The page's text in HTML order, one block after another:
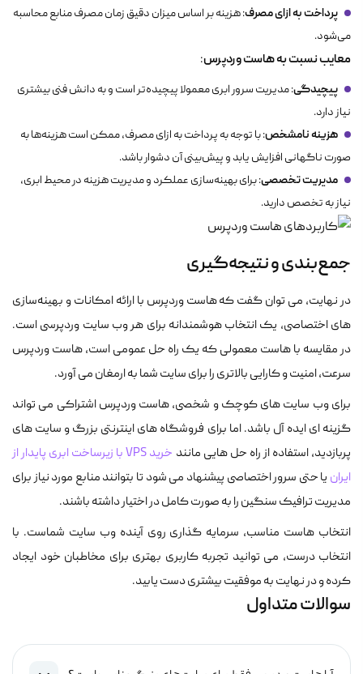
پرداخت به ازای مصرف: هزینه بر اساس میزان دقیق زمان مصرف منابع محاسبه
می‌شود.
معایب نسبت به هاست وردپرس:
پیچیدگی: مدیریت سرور ابری معمولا پیچیده‌تر است و به دانش فنی بیشتری
نیاز دارد.
هزینه نامشخص: با توجه به پرداخت به ازای مصرف، ممکن است هزینه‌ها به
صورت ناگهانی افزایش یابد و پیش‌بینی آن دشوار باشد.
مدیریت تخصصی: برای بهینه‌سازی عملکرد و مدیریت هزینه در محیط ابری،
نیاز به تخصص دارید.
جمع‌بندی و نتیجه‌گیری
در نهایت، می توان گفت که هاست وردپرس با ارائه امکانات و بهینه‌سازی
های اختصاصی، یک انتخاب هوشمندانه برای هر وب سایت وردپرسی است.
در مقایسه با هاست معمولی که یک راه حل عمومی است، هاست وردپرس
سرعت، امنیت و کارایی بالاتری را برای سایت شما به ارمغان می آورد.
برای وب سایت های کوچک و شخصی، هاست وردپرس اشتراکی می تواند
گزینه ای ایده آل باشد. اما برای فروشگاه های اینترنتی بزرگ و سایت های
پربازدید، استفاده از راه حل هایی مانند
خرید VPS با زیرساخت ابری پایدار از
ایران یا حتی سرور اختصاصی پیشنهاد می شود تا بتوانند منابع مورد نیاز برای
مدیریت ترافیک سنگین را به صورت کامل در اختیار داشته باشند.
انتخاب هاست مناسب، سرمایه گذاری روی آینده وب سایت شماست. با
انتخاب درست، می توانید تجربه کاربری بهتری برای مخاطبان خود ایجاد
کرده و در نهایت به موفقیت بیشتری دست یابید.
سوالات متداول